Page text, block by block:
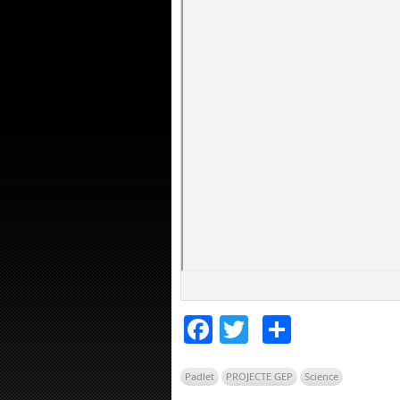
Facebook
Twitter
Padlet PROJECTE GEP Science